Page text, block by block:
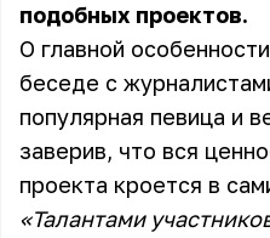
подобных проектов.
О главной
беседе с
популярная певица и
заверив, что вся
проекта кроется в
«Талантами